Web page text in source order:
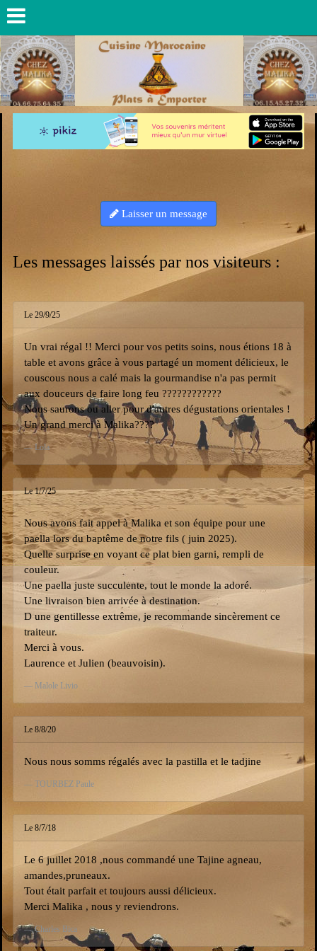
Laisser un message
Les messages laissés par nos visiteurs :
Le 29/9/25
Un vrai régal !! Merci pour vos petits soins, nous étions 18 à
table et avons grâce à vous partagé un moment délicieux, le
couscous nous a calé mais la gourmandise n'a pas permit
aux douceurs de faire long feu ????????????
Nous saurons ou aller pour d'autres dégustations orientales !
Un grand merci à Malika????
Lola
Le 1/7/25
Nous avons fait appel à Malika et son équipe pour une
paella lors du baptême de notre fils ( juin 2025).
Quelle surprise en voyant ce plat bien garni, rempli de
couleur.
Une paella juste succulente, tout le monde la adoré.
Une livraison bien arrivée à destination.
D une gentillesse extrême, je recommande sincèrement ce
traiteur.
Merci à vous.
Laurence et Julien (beauvoisin).
Malole Livio
Le 8/8/20
Nous nous somms régalés avec la pastilla et le tadjine
TOURBEZ Paule
Le 8/7/18
Le 6 juillet 2018 ,nous commandé une Tajine agneau,
amandes,pruneaux.
Tout était parfait et toujours aussi délicieux.
Merci Malika , nous y reviendrons.
Charles Bica